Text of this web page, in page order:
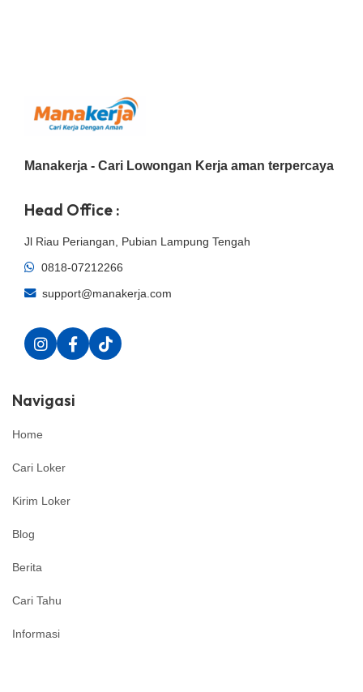
Manakerja - Cari Lowongan Kerja aman terpercaya
Head Office :
Jl Riau Periangan, Pubian Lampung Tengah
0818-07212266
support@manakerja.com
Navigasi
Home
Cari Loker
Kirim Loker
Blog
Berita
Cari Tahu
Informasi